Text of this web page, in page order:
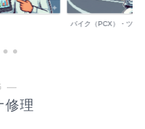
バイク（PCX）・ツー
―
修理